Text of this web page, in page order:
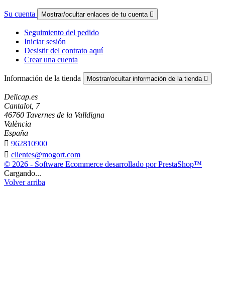
Su cuenta Mostrar/ocultar enlaces de tu cuenta 
Seguimiento del pedido
Iniciar sesión
Desistir del contrato aquí
Crear una cuenta
Información de la tienda Mostrar/ocultar información de la tienda 
Delicap.es
Cantalot, 7
46760 Tavernes de la Valldigna
València
España
 962810900
 clientes@mogort.com
© 2026 - Software Ecommerce desarrollado por PrestaShop™
Cargando...
Volver arriba